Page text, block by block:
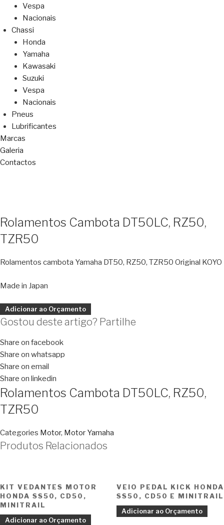
Vespa
Nacionais
Chassi
Honda
Yamaha
Kawasaki
Suzuki
Vespa
Nacionais
Pneus
Lubrificantes
Marcas
Galeria
Contactos
Rolamentos Cambota DT50LC, RZ50,
TZR50
Rolamentos cambota Yamaha DT50, RZ50, TZR50 Original KOYO
Made in Japan
Adicionar ao Orçamento
Gostou deste artigo? Partilhe
Share on facebook
Share on whatsapp
Share on email
Share on linkedin
Rolamentos Cambota DT50LC, RZ50,
TZR50
Categories Motor, Motor Yamaha
Produtos Relacionados
KIT VEDANTES MOTOR
HONDA SS50, CD50,
MINITRAIL
Adicionar ao Orçamento
VEIO PEDAL KICK HONDA
SS50, CD50 E MINITRAIL
Adicionar ao Orçamento